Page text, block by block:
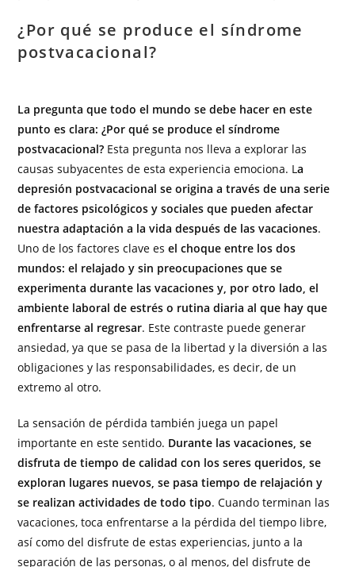
¿Por qué se produce el síndrome
postvacacional?
La pregunta que todo el mundo se debe hacer en este
punto es clara: ¿Por qué se produce el síndrome
postvacacional? Esta pregunta nos lleva a explorar las
causas subyacentes de esta experiencia emociona. La
depresión postvacacional se origina a través de una serie
de factores psicológicos y sociales que pueden afectar
nuestra adaptación a la vida después de las vacaciones.
Uno de los factores clave esel choque entre los dos
mundos: el relajado y sin preocupaciones que se
experimenta durante las vacaciones y, por otro lado, el
ambiente laboral de estrés o rutina diaria al que hay que
enfrentarse al regresar. Este contraste puede generar
ansiedad, ya que se pasa de la libertad y la diversión a las
obligaciones y las responsabilidades, es decir, de un
extremo al otro.
La sensación de pérdida también juega un papel
importante en este sentido. Durante las vacaciones, se
disfruta de tiempo de calidad con los seres queridos, se
exploran lugares nuevos, se pasa tiempo de relajación y
se realizan actividades de todo tipo. Cuando terminan las
vacaciones, toca enfrentarse a la pérdida del tiempo libre,
así como del disfrute de estas experiencias, junto a la
separación de las personas, o al menos, del disfrute de